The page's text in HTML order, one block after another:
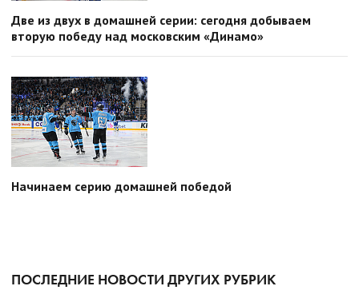
Две из двух в домашней серии: сегодня добываем
вторую победу над московским «Динамо»
Начинаем серию домашней победой
ПОСЛЕДНИЕ НОВОСТИ ДРУГИХ РУБРИК